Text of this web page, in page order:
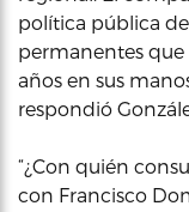
política pública
permanentes
años en sus
respondió
“¿Con quién
con Francisco